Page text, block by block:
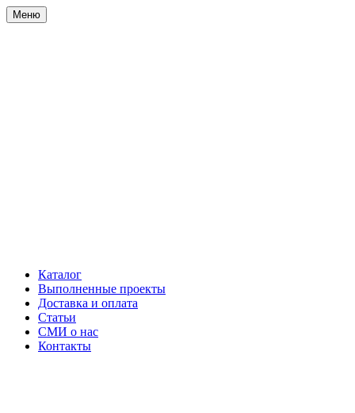
Меню
Каталог
Выполненные проекты
Доставка и оплата
Статьи
СМИ о нас
Контакты